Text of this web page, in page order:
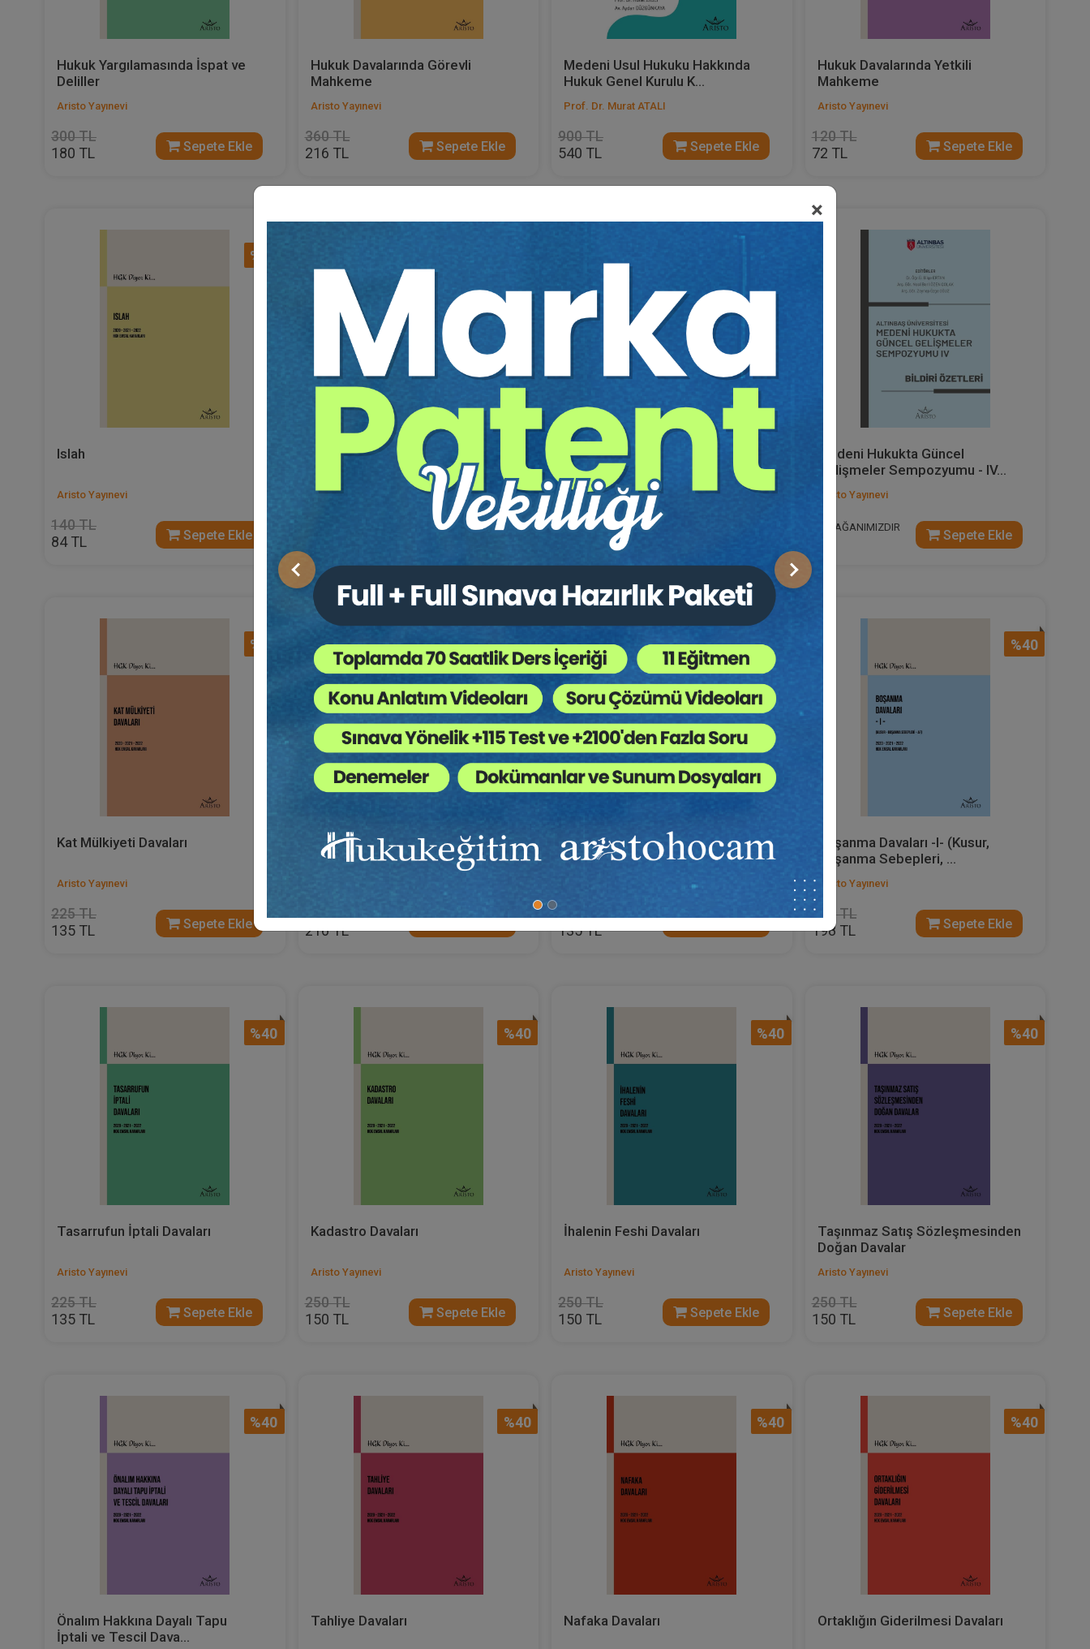
×
Önceki Sonraki
Hukuk Yargılamasında İspat ve
Deliller
Aristo Yayınevi
300 TL
180 TL Sepete Ekle
Hukuk Davalarında Görevli
Mahkeme
Aristo Yayınevi
360 TL
216 TL Sepete Ekle
Medeni Usul Hukuku Hakkında
Hukuk Genel Kurulu K...
Prof. Dr. Murat ATALI
900 TL
540 TL Sepete Ekle
Hukuk Davalarında Yetkili
Mahkeme
Aristo Yayınevi
120 TL
72 TL Sepete Ekle
%40
Islah
Aristo Yayınevi
140 TL
84 TL Sepete Ekle
Borçlar Hukukunun Güncel
Sorunları - 2024
Av. Hakan TOKBAŞ
Sepete Ekle
Tazminat Hukuku Davaları
Hakkında Hukuk Genel Ku...
Prof. Dr. Cevdet YAVUZ
1000 TL
Medeni Hukukta Güncel
Gelişmeler Sempozyumu - IV...
Aristo Yayınevi
ARMAĞANIMIZDIR
Sepete Ekle
%40
Kat Mülkiyeti Davaları
Aristo Yayınevi
225 TL
135 TL Sepete Ekle
%40
Boşanma Davaları -III- (Tazminat
Talepleri)
360 TL
216 TL
%40
Boşanma Davaları -II- (Ziynet ve
Mal Rejimi Alac...
225 TL
135 TL
%40
Boşanma Davaları -I- (Kusur,
Boşanma Sebepleri, ...
Aristo Yayınevi
330 TL
198 TL Sepete Ekle
%40
Tasarrufun İptali Davaları
Aristo Yayınevi
225 TL
135 TL Sepete Ekle
%40
Kadastro Davaları
Aristo Yayınevi
250 TL
150 TL Sepete Ekle
%40
İhalenin Feshi Davaları
Aristo Yayınevi
250 TL
150 TL Sepete Ekle
%40
Taşınmaz Satış Sözleşmesinden
Doğan Davalar
Aristo Yayınevi
250 TL
150 TL Sepete Ekle
%40
Önalım Hakkına Dayalı Tapu
İptali ve Tescil Dava...
%40
Tahliye Davaları
%40
Nafaka Davaları
%40
Ortaklığın Giderilmesi Davaları